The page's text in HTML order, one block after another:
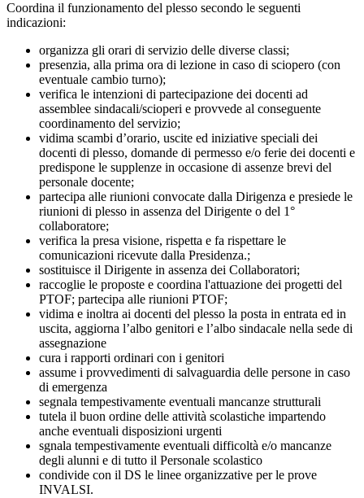
Coordina il funzionamento del plesso secondo le seguenti
indicazioni:
organizza gli orari di servizio delle diverse classi;
presenzia, alla prima ora di lezione in caso di sciopero (con
eventuale cambio turno);
verifica le intenzioni di partecipazione dei docenti ad
assemblee sindacali/scioperi e provvede al conseguente
coordinamento del servizio;
vidima scambi d’orario, uscite ed iniziative speciali dei
docenti di plesso, domande di permesso e/o ferie dei docenti e
predispone le supplenze in occasione di assenze brevi del
personale docente;
partecipa alle riunioni convocate dalla Dirigenza e presiede le
riunioni di plesso in assenza del Dirigente o del 1°
collaboratore;
verifica la presa visione, rispetta e fa rispettare le
comunicazioni ricevute dalla Presidenza.;
sostituisce il Dirigente in assenza dei Collaboratori;
raccoglie le proposte e coordina l'attuazione dei progetti del
PTOF; partecipa alle riunioni PTOF;
vidima e inoltra ai docenti del plesso la posta in entrata ed in
uscita, aggiorna l’albo genitori e l’albo sindacale nella sede di
assegnazione
cura i rapporti ordinari con i genitori
assume i provvedimenti di salvaguardia delle persone in caso
di emergenza
segnala tempestivamente eventuali mancanze strutturali
tutela il buon ordine delle attività scolastiche impartendo
anche eventuali disposizioni urgenti
sgnala tempestivamente eventuali difficoltà e/o mancanze
degli alunni e di tutto il Personale scolastico
condivide con il DS le linee organizzative per le prove
INVALSI.